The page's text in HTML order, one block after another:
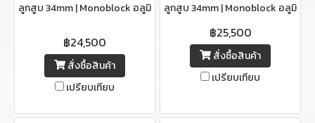
ลูกสูบ 34mm | Monoblock อลูมิ
฿24,500
สั่งซื้อสินค้า
เปรียบเทียบ
ลูกสูบ 34mm | Monoblock อลูมิ
เนียม | น้ำหนักเบาเพียง 1,015 กรัม
฿25,500
สั่งซื้อสินค้า
เปรียบเทียบ